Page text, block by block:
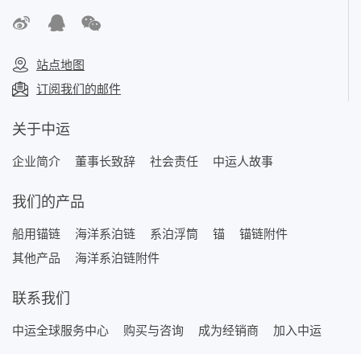
站点地图
订阅我们的邮件
关于中运
企业简介 董事长致辞 社会责任 中运人故事
我们的产品
船用锚链 海洋系泊链 系泊浮筒 锚
锚链附件
其他产品
海洋系泊链附件
联系我们
中运全球服务中心 购买与咨询 成为经销商 加入中运